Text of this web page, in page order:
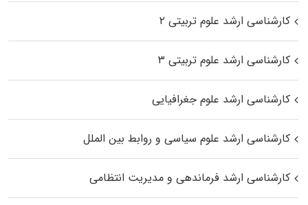
کارشناسی ارشد علوم تربیتی ۲
کارشناسی ارشد علوم تربیتی ۳
کارشناسی ارشد علوم جغرافیایی
کارشناسی ارشد علوم سیاسی و روابط بین الملل
کارشناسی ارشد فرماندهی و مدیریت انتظامی